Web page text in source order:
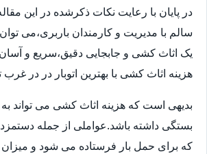
در پایان با رعایت نکات ذکرشده در این
سالم با مدیریت و کارمندان باربری،می
یک اثاث کشی و جابجایی دقیق،سریع و آسان
هزینه اثاث کشی با بهترین اتوبار در در غرب
بدیهی است که هزینه اثاث کشی می تواند
بستگی داشته باشد.عواملی از جمله دستمزد
که برای حمل بار فرستاده می شود و